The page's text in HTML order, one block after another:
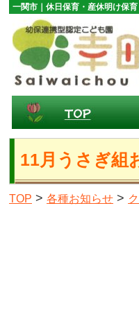
一関市｜休日保育・産休明け保育
11月うさぎ組
TOP > 各種お知らせ >